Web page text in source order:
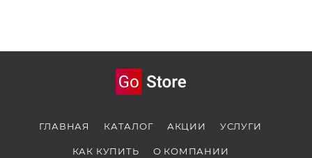
ГЛАВНАЯ КАТАЛОГ АКЦИИ УСЛУГИ
КАК КУПИТЬ О КОМПАНИИ